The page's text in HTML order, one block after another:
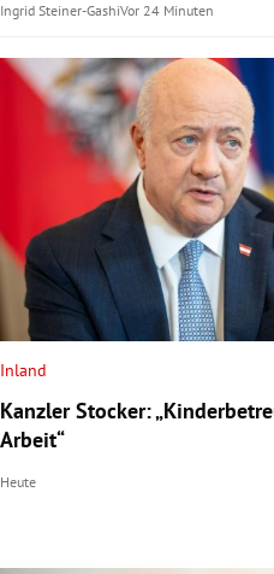
Untermenü
Untermenü
Untermenü
Untermenü
Untermenü
Untermenü
Untermenü
Untermenü
Ingrid Steiner-GashiVor 24 Minuten
Inland
Kanzler Stocker:
Arbeit“
Heute